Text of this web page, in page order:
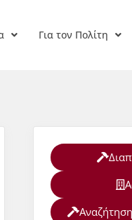
Για τον Πολίτη